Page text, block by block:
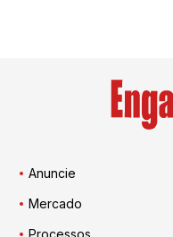
Anuncie
Mercado
Processos